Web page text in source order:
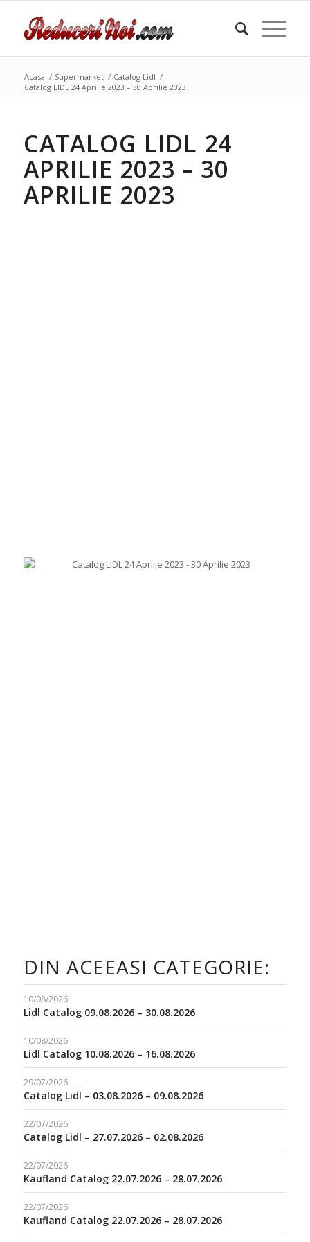
Acasa / Supermarket / Catalog Lidl /
Catalog LIDL 24 Aprilie 2023 – 30 Aprilie 2023
CATALOG LIDL 24
APRILIE 2023 – 30
APRILIE 2023
DIN ACEEASI CATEGORIE:
10/08/2026
Lidl Catalog 09.08.2026 – 30.08.2026
10/08/2026
Lidl Catalog 10.08.2026 – 16.08.2026
29/07/2026
Catalog Lidl – 03.08.2026 – 09.08.2026
22/07/2026
Catalog Lidl – 27.07.2026 – 02.08.2026
22/07/2026
Kaufland Catalog 22.07.2026 – 28.07.2026
22/07/2026
Kaufland Catalog 22.07.2026 – 28.07.2026